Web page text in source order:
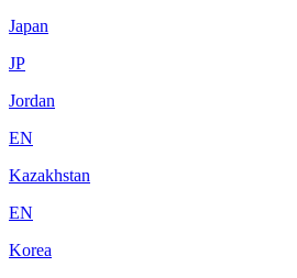
Japan
JP
Jordan
EN
Kazakhstan
EN
Korea